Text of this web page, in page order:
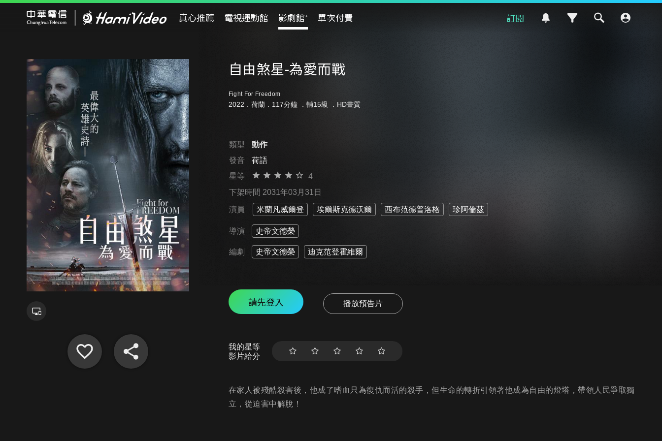
真心推薦 電視運動館 影劇館⁺ 單次付費 訂閱
自由煞星-為愛而戰
Fight For Freedom
2022．荷蘭．117分鐘 ． 輔15級 ．HD畫質
類型
動作
發音
荷語
星等
4
下架時間 2031年03月31日
演員 米蘭凡威爾登 埃爾斯克德沃爾 西布范德普洛格 珍阿倫茲
導演 史帝文德榮
編劇 史帝文德榮 迪克范登霍維爾
請先登入 播放預告片
我的星等
影片給分
在家人被殘酷殺害後，他成了嗜血只為復仇而活的殺手，但生命的轉折引領著他成為自由的燈塔，帶領人民爭取獨
立，從迫害中解脫！